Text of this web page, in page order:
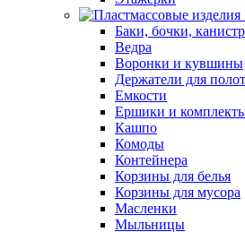
Баки, бочки,
Ведра
Воронки и кувшины
Держатели для
Емкости
Ершики и
Кашпо
Комоды
Контейнера
Корзины для белья
Корзины для мусора
Масленки
Мыльницы